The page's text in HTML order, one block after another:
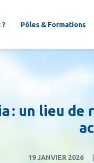
Pôles & Formations
: un lieu
19 JANVIER 2026